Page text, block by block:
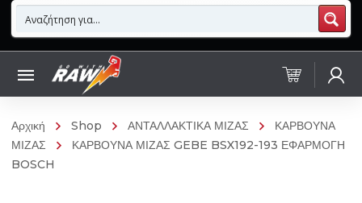
Αρχική Shop ΑΝΤΑΛΛΑΚΤΙΚΑ ΜΙΖΑΣ
ΚΑΡΒΟΥΝΑ
ΜΙΖΑΣ
ΚΑΡΒΟΥΝΑ ΜΙΖΑΣ GEBE BSX192-193 ΕΦΑΡΜΟΓΗ
BOSCH